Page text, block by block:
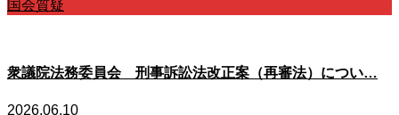
国会質疑
衆議院法務委員会 刑事訴訟法改正案（再審法）につい…
2026.06.10